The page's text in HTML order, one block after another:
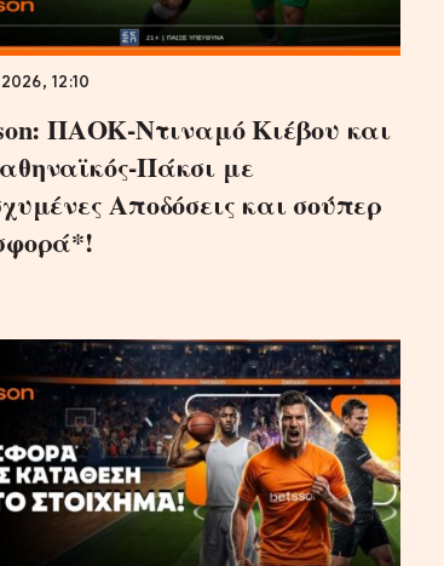
12:10
ΠΑΟΚ-Ντιναμό Κιέβου και
Πάκσι με
Αποδόσεις και σούπερ